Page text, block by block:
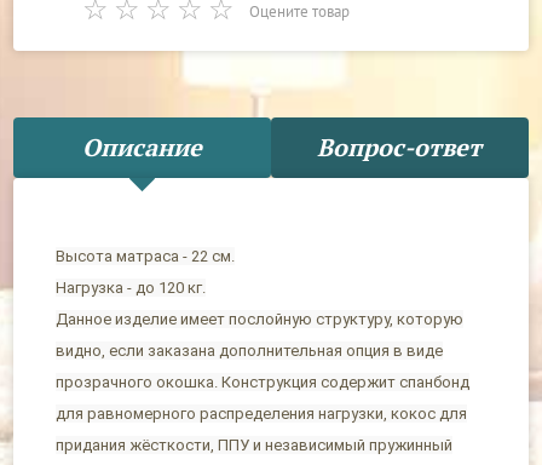
Оцените товар
Описание Вопрос-ответ
Высота матраса - 22 см.
Нагрузка - до 120 кг.
Данное изделие имеет послойную структуру, которую
видно, если заказана дополнительная опция в виде
прозрачного окошка. Конструкция содержит спанбонд
для равномерного распределения нагрузки, кокос для
придания жёсткости, ППУ и независимый пружинный